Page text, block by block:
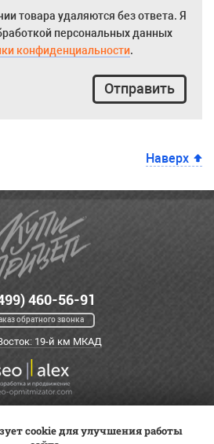
товара удаляются без ответа. Я
персональных данных
конфиденциальности.
Отправить
Наверх
460-56-91
обратного звонка
19-й км МКАД
Трейд-ин ВК Видео
cookie для улучшения работы